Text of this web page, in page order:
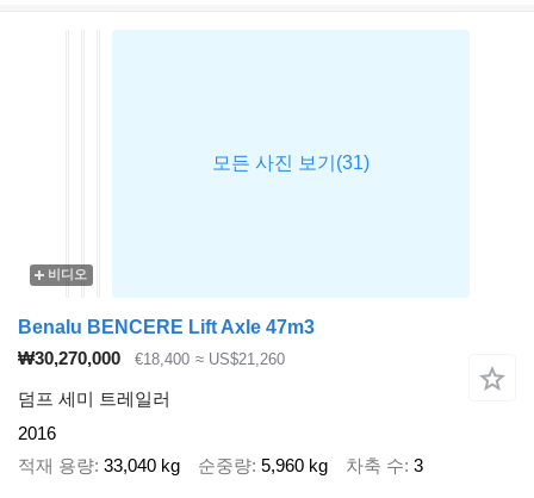
비디오
Benalu BENCERE Lift Axle 47m3
₩30,270,000
€18,400 ≈ US$21,260
덤프 세미 트레일러
2016
적재 용량 33,040 kg 순중량 5,960 kg 차축 수 3